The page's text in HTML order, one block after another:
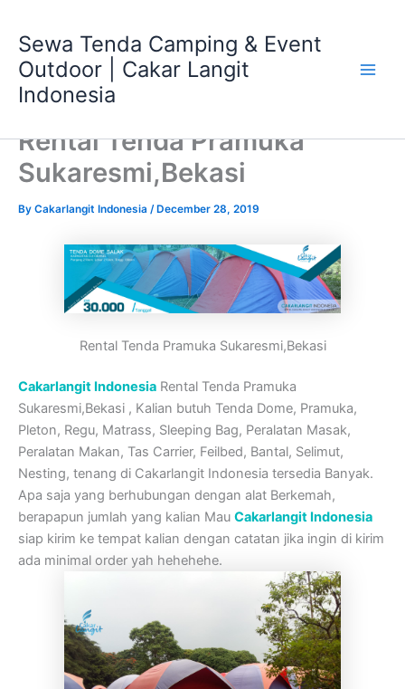
content
Sewa Tenda Camping & Event
Outdoor | Cakar Langit
Indonesia
Rental Tenda Pramuka
Sukaresmi,Bekasi
By Cakarlangit Indonesia / December 28, 2019
Rental Tenda Pramuka Sukaresmi,Bekasi
Cakarlangit Indonesia Rental Tenda Pramuka
Sukaresmi,Bekasi , Kalian butuh Tenda Dome, Pramuka,
Pleton, Regu, Matrass, Sleeping Bag, Peralatan Masak,
Peralatan Makan, Tas Carrier, Feilbed, Bantal, Selimut,
Nesting, tenang di Cakarlangit Indonesia tersedia Banyak.
Apa saja yang berhubungan dengan alat Berkemah,
berapapun jumlah yang kalian Mau Cakarlangit Indonesia
siap kirim ke tempat kalian dengan catatan jika ingin di kirim
ada minimal order yah hehehehe.